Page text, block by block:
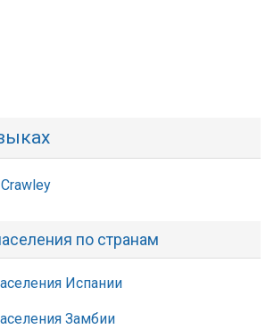
по странам
Испании
Замбии